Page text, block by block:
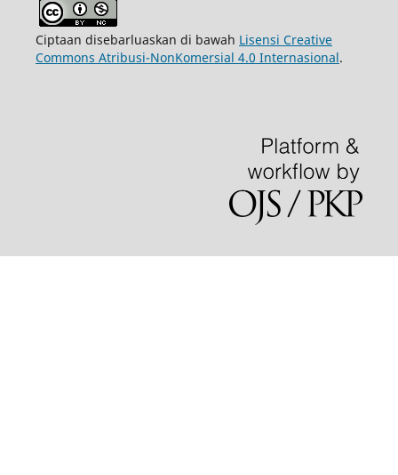
Ciptaan disebarluaskan di bawah Lisensi Creative
Commons Atribusi-NonKomersial 4.0 Internasional.